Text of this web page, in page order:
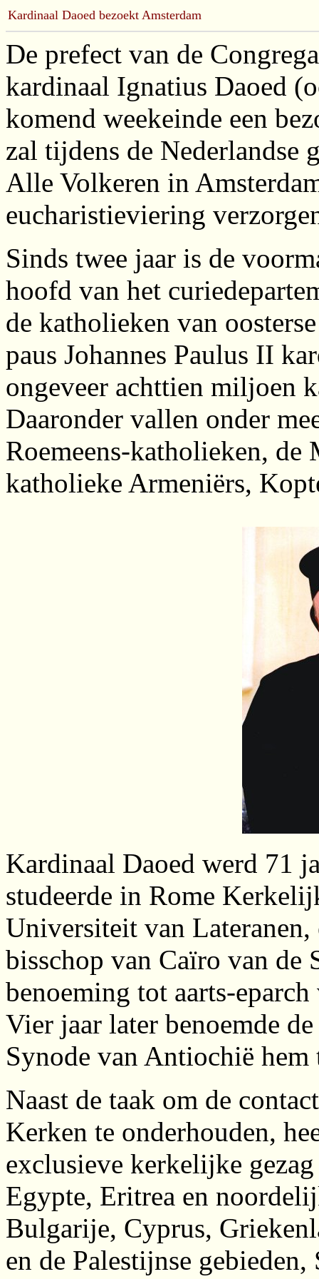
Kardinaal Daoed bezoekt Amsterdam
De prefect van de
kardinaal Ignatius Daoed
komend weekeinde een
zal tijdens de Nederlandse
Alle Volkeren in
eucharistieviering
Sinds twee jaar is de
hoofd van het
de katholieken van
paus Johannes Paulus II
ongeveer achttien miljoen
Daaronder vallen onder
Roemeens-katholieken,
katholieke Armeniërs,
Kardinaal Daoed werd 71
studeerde in Rome
Universiteit van
bisschop van Caïro van
benoeming tot aarts-
Vier jaar later benoemde
Synode van Antiochië
Naast de taak om de
Kerken te onderhouden,
exclusieve kerkelijke
Egypte, Eritrea en
Bulgarije, Cyprus,
en de Palestijnse